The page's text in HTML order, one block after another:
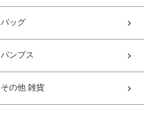
バッグ
パンプス
その他 雑貨